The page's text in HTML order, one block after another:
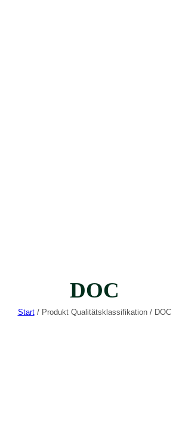
DOC
Start/ Produkt Qualitätsklassifikation / DOC